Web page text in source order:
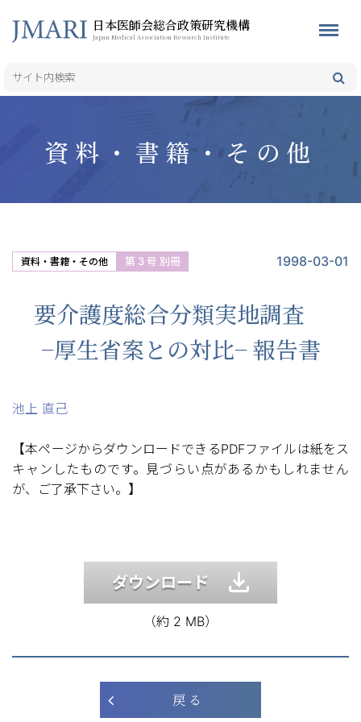
日本医師会総合政策研究機構
Japan Medical Association Research Institute
資料・書籍・その他
資料・書籍・その他 第 3 号 別冊 1998-03-01
要介護度総合分類実地調査
−厚生省案との対比− 報告書
池上 直己
【本ページからダウンロードできるPDFファイルは紙をス
キャンしたものです。見づらい点があるかもしれません
が、ご了承下さい。】
ダウンロード
（約 2 MB）
戻 る